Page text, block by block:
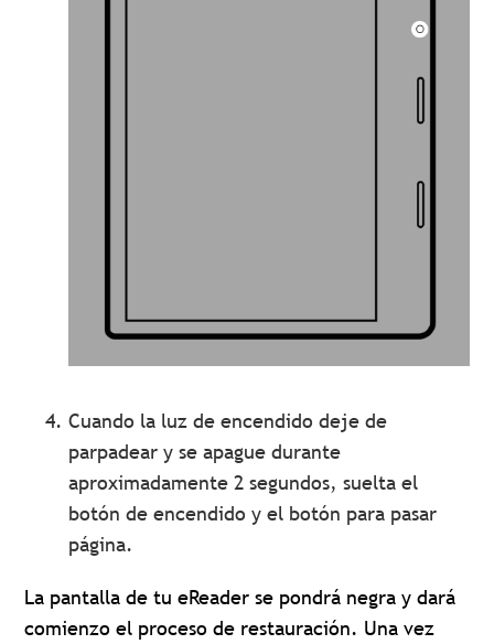
Cuando la luz de encendido deje de
parpadear y se apague durante
aproximadamente 2 segundos, suelta el
botón de encendido y el botón para pasar
página.
La pantalla de tu eReader se pondrá negra y dará
comienzo el proceso de restauración. Una vez